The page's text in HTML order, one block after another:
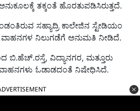
ತಕ್ಕಂತೆ ಹೊರತುಪಡಿಸಿರುತ್ತದೆ.
ಸಹ್ಯಾದ್ರಿ ಕಾಲೇಜಿನ ಸ್ಟೇಡಿಯಂ
ವಾಹನಗಳ ನಿಲುಗಡೆಗೆ ಅನುಮತಿ ನೀಡಿದೆ.
ವಿದ್ಯಾನಗರ, ಮತ್ತೂರು
ಓಡಾಡದಂತೆ ನಿಷೇಧಿಸಿದೆ.